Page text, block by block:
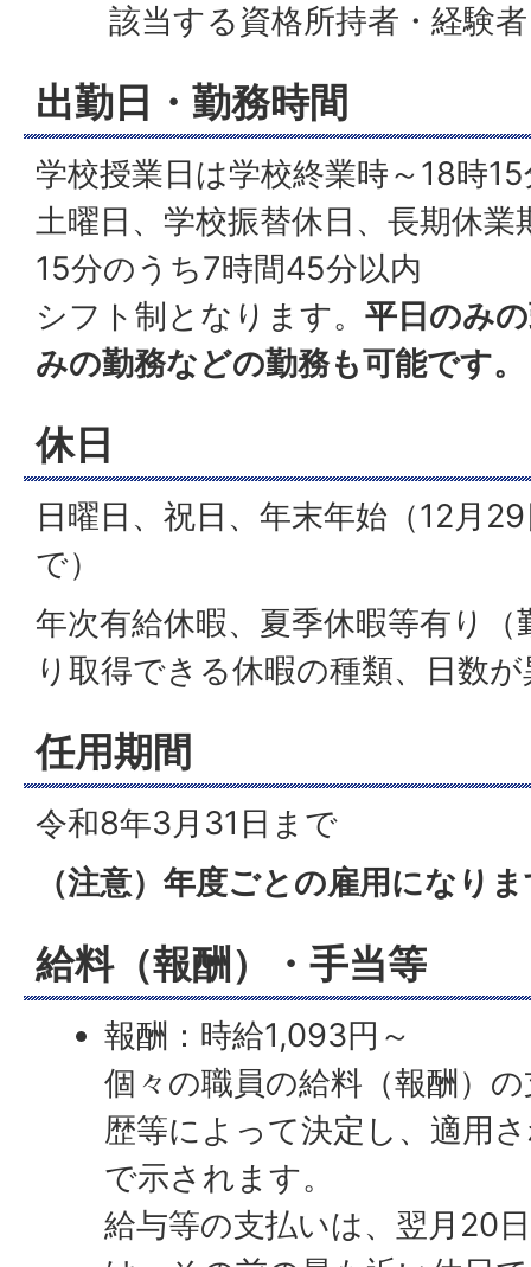
該当する資格所持者・経験
出勤日・勤務時間
学校授業日は学校終業時～18時
土曜日、学校振替休日、長期休
15分のうち7時間45分以内
シフト制となります。 平日のみ
みの勤務などの勤務も可能です。
休日
日曜日、祝日、年末年始（12月
で）
年次有給休暇、夏季休暇等有り
り取得できる休暇の種類、日数
任用期間
令和8年3月31日まで
（注意）年度ごとの雇用になり
給料（報酬）・手当等
報酬：時給1,093円～
個々の職員の給料（報酬）
歴等によって決定し、適用
で示されます。
給与等の支払いは、翌月20